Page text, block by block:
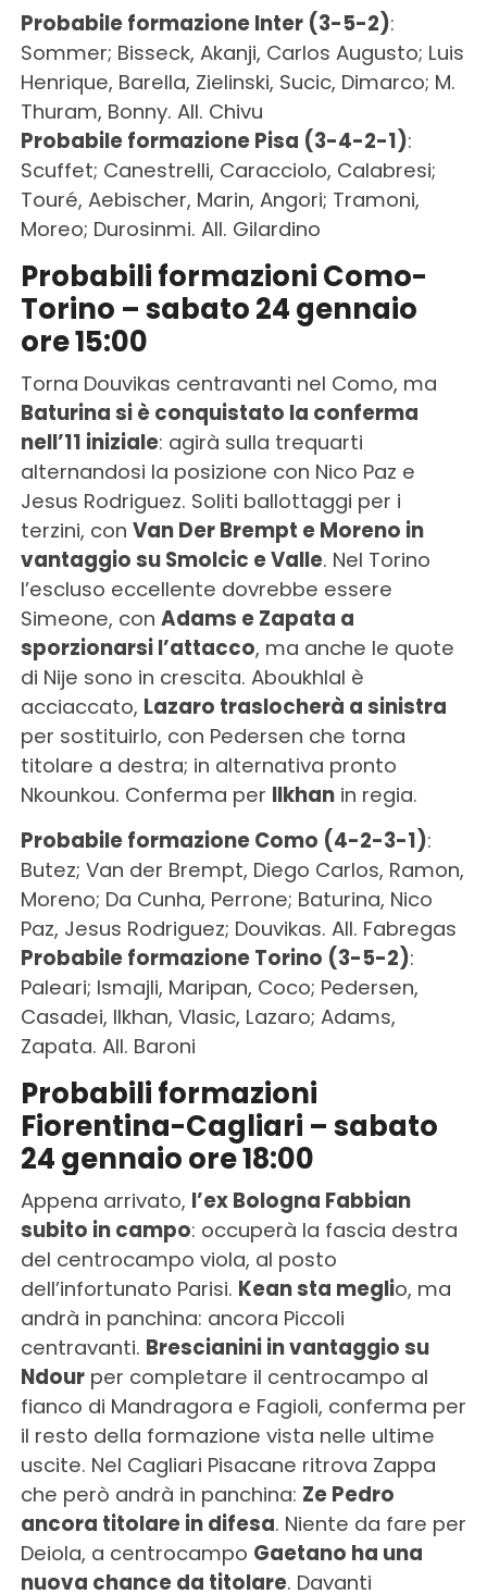
Probabile formazione Inter (3-5-2):
Sommer; Bisseck, Akanji, Carlos Augusto; Luis
Henrique, Barella, Zielinski, Sucic, Dimarco; M.
Thuram, Bonny. All. Chivu
Probabile formazione Pisa (3-4-2-1):
Scuffet; Canestrelli, Caracciolo, Calabresi;
Touré, Aebischer, Marin, Angori; Tramoni,
Moreo; Durosinmi. All. Gilardino
Probabili formazioni Como-
Torino – sabato 24 gennaio
ore 15:00
Torna Douvikas centravanti nel Como, ma
Baturina si è conquistato la conferma
nell’11 iniziale: agirà sulla trequarti
alternandosi la posizione con Nico Paz e
Jesus Rodriguez. Soliti ballottaggi per i
terzini, con Van Der Brempt e Moreno in
vantaggio su Smolcic e Valle. Nel Torino
l’escluso eccellente dovrebbe essere
Simeone, con Adams e Zapata a
sporzionarsi l’attacco, ma anche le quote
di Nije sono in crescita. Aboukhlal è
acciaccato, Lazaro traslocherà a sinistra
per sostituirlo, con Pedersen che torna
titolare a destra; in alternativa pronto
Nkounkou. Conferma per Ilkhanin regia.
Probabile formazione Como (4-2-3-1):
Butez; Van der Brempt, Diego Carlos, Ramon,
Moreno; Da Cunha, Perrone; Baturina, Nico
Paz, Jesus Rodriguez; Douvikas. All. Fabregas
Probabile formazione Torino (3-5-2):
Paleari; Ismajli, Maripan, Coco; Pedersen,
Casadei, Ilkhan, Vlasic, Lazaro; Adams,
Zapata. All. Baroni
Probabili formazioni
Fiorentina-Cagliari – sabato
24 gennaio ore 18:00
Appena arrivato, l’ex Bologna Fabbian
subito in campo: occuperà la fascia destra
del centrocampo viola, al posto
dell’infortunato Parisi. Kean sta meglio, ma
andrà in panchina: ancora Piccoli
centravanti. Brescianini in vantaggio su
Ndourper completare il centrocampo al
fianco di Mandragora e Fagioli, conferma per
il resto della formazione vista nelle ultime
uscite. Nel Cagliari Pisacane ritrova Zappa
che però andrà in panchina: Ze Pedro
ancora titolare in difesa. Niente da fare per
Deiola, a centrocampo Gaetano ha una
nuova chance da titolare. Davanti